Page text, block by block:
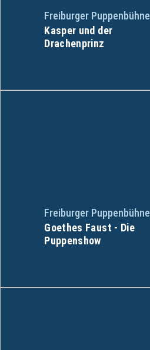
Freiburger Puppenbühne
Kasper und der
Drachenprinz
Freiburger Puppenbühne
Goethes Faust - Die
Puppenshow